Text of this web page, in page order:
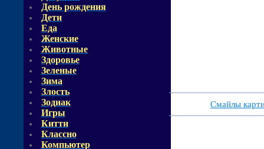
День рождения
Дети
Еда
Женские
Животные
Здоровье
Зеленые
Зима
Злость
Зодиак
Игры
Китти
Классно
Компьютер
Смайлы